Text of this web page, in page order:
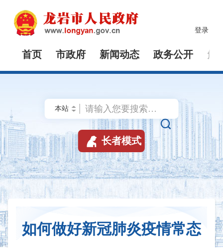
登录
首页 市政府 新闻动态 政务公开 解

 长者模式
如何做好新冠肺炎疫情常态